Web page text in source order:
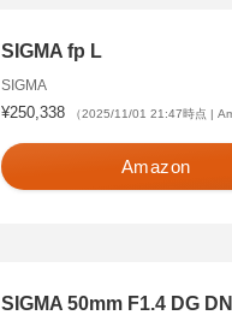
SIGMA fp L
SIGMA
¥250,338 （2025/11/01 21:47時点 |
Amazon
SIGMA 50mm F1.4 DG